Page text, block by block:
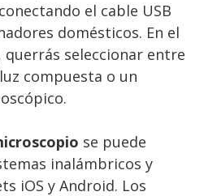
el cable USB
domésticos. En el
seleccionar entre
compuesta o un
se puede
inalámbricos y
iOS y Android. Los